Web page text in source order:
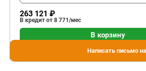
263 121 ₽
В кредит от 8 771/мес
В корзину
Купить в 1 клик
Написать письмо